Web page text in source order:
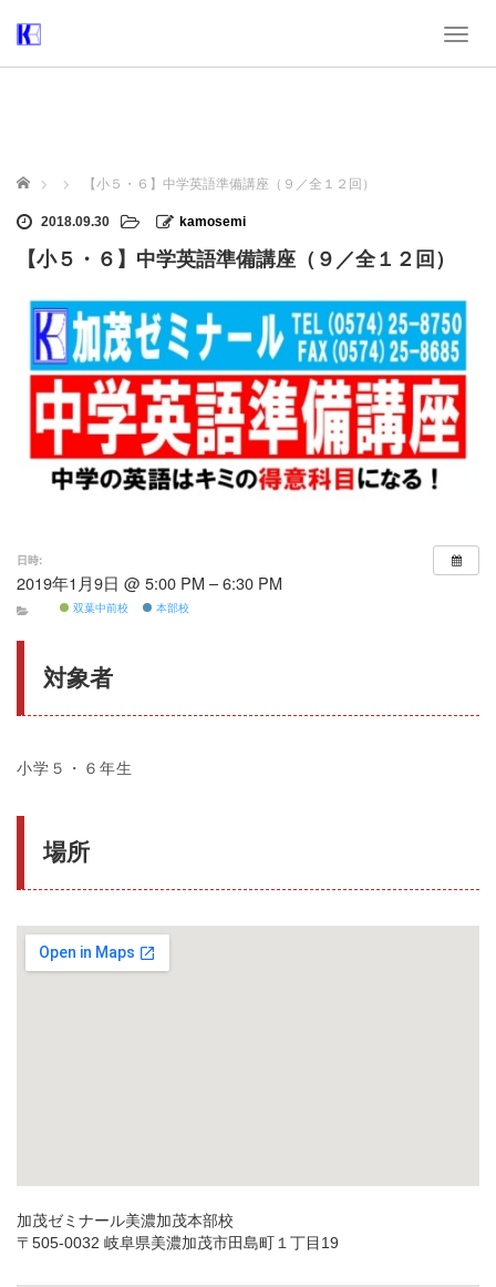
T
t
i
o
n
ホーム 【小５・６】中学英語準備講座（９／全１２回）
2018.09.30 kamosemi
【小５・６】中学英語準備講座（９／全１２回）
日時:
2019年1月9日 @ 5:00 PM – 6:30 PM
双葉中前校 本部校
対象者
小学５・６年生
場所
加茂ゼミナール美濃加茂本部校
〒505-0032 岐阜県美濃加茂市田島町１丁目19